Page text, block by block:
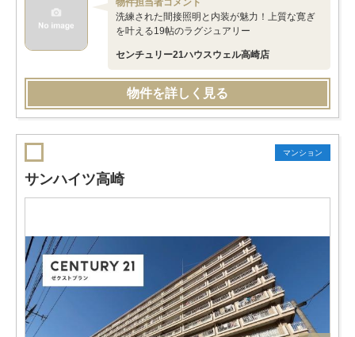
物件担当者コメント
洗練された間接照明と内装が魅力！上質な寛ぎ
を叶える19帖のラグジュアリー
センチュリー21ハウスウェル高崎店
物件を詳しく見る
マンション
サンハイツ高崎